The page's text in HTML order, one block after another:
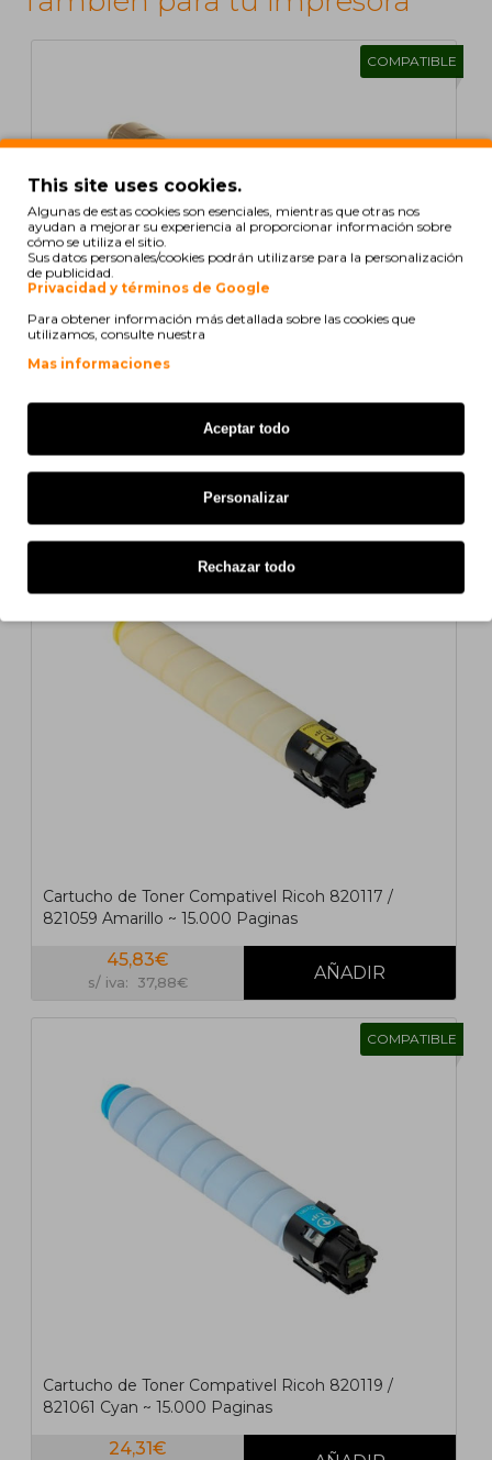
COMPATIBLE
Cartucho de Toner Compativel Ricoh 820116 /
821058 Negro ~ 20.000 Paginas
25,43€
Cartucho de Toner Compativel Ricoh 820117 /
821059 Amarillo ~ 15.000 Paginas
45,83€
s/ iva: 37,88€
COMPATIBLE
Cartucho de Toner Compativel Ricoh 820119 /
821061 Cyan ~ 15.000 Paginas
24,31€
This site uses cookies.
Algunas de estas cookies son esenciales, mientras que otras nos
ayudan a mejorar su experiencia al proporcionar información sobre
cómo se utiliza el sitio.
Sus datos personales/cookies podrán utilizarse para la personalización
de publicidad.
Privacidad y términos de Google
Para obtener información más detallada sobre las cookies que
utilizamos, consulte nuestra
Mas informaciones
Aceptar todo
Personalizar
Rechazar todo